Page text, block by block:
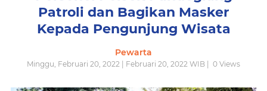
Patroli dan Bagikan Masker
Kepada Pengunjung Wisata
Pewarta
Minggu, Februari 20, 2022 | Februari 20, 2022 WIB | 0 Views